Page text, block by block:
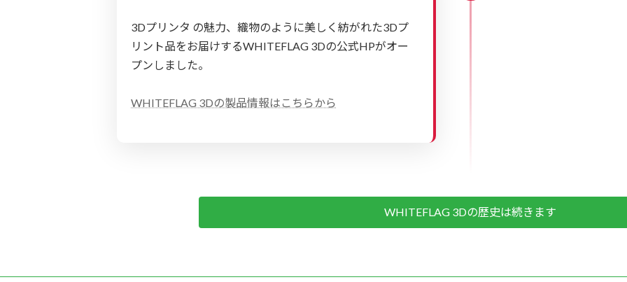
3Dプリンタ の魅力、織物のように美しく紡がれた3Dプ
リント品をお届けするWHITEFLAG 3Dの公式HPがオー
プンしました。
WHITEFLAG 3Dの製品情報はこちらから
WHITEFLAG 3Dの歴史は続きます